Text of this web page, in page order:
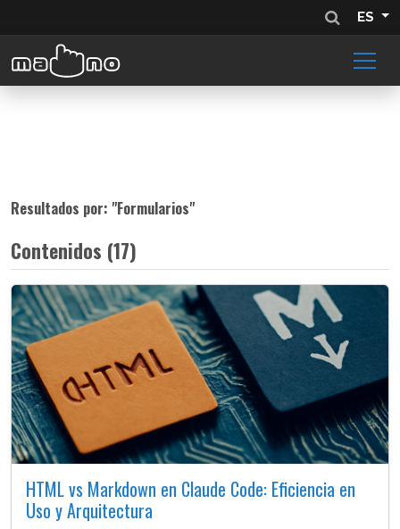
ES
Resultados por: "Formularios"
Contenidos (17)
HTML vs Markdown en Claude Code: Eficiencia en
Uso y Arquitectura